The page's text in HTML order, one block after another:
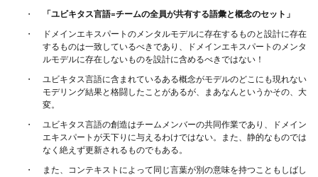
「ユビキタス言語=チームの全員が共有する語彙と概念のセット」
ドメインエキスパートのメンタルモデルに存在するものと設計に存在
するものは一致しているべきであり、ドメインエキスパートのメンタ
ルモデルに存在しないものを設計に含めるべきではない！
ユビキタス言語に含まれているある概念がモデルのどこにも現れない
モデリング結果と格闘したことがあるが、まあなんというかその、大
変。
ユビキタス言語の創造はチームメンバーの共同作業であり、ドメイン
エキスパートが天下りに与えるわけではない。また、静的なものでは
なく絶えず更新されるものでもある。
また、コンテキストによって同じ言葉が別の意味を持つこともしばし